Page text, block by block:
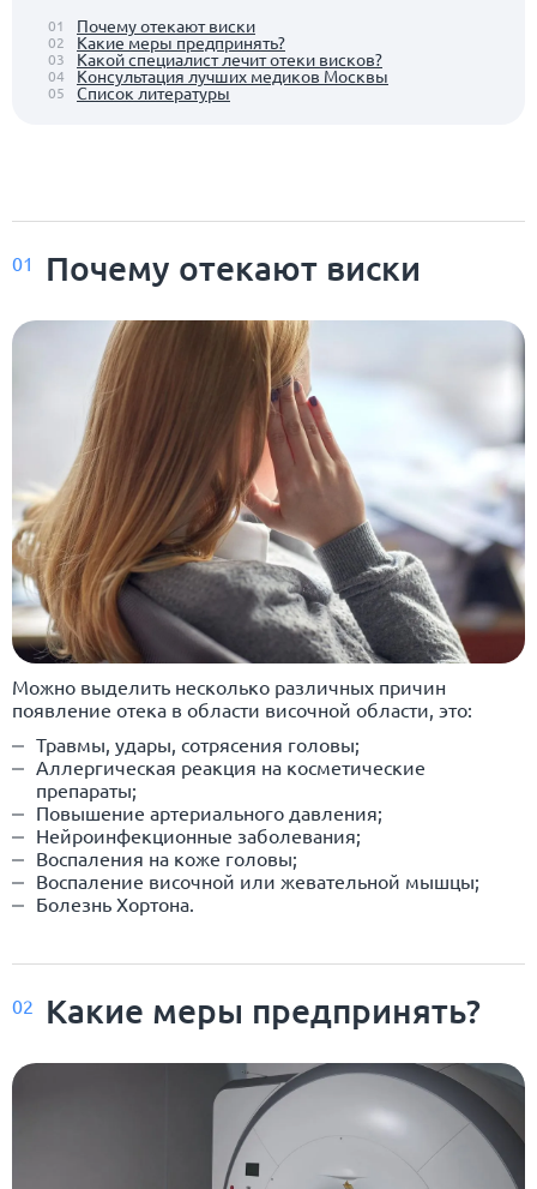
01 Почему отекают виски
02 Какие меры предпринять?
03 Какой специалист лечит отеки висков?
04 Консультация лучших медиков Москвы
05 Список литературы
01 Почему отекают виски
Можно выделить несколько различных причин
появление отека в области височной области, это:
Травмы, удары, сотрясения головы;
Аллергическая реакция на косметические
препараты;
Повышение артериального давления;
Нейроинфекционные заболевания;
Воспаления на коже головы;
Воспаление височной или жевательной мышцы;
Болезнь Хортона.
02 Какие меры предпринять?